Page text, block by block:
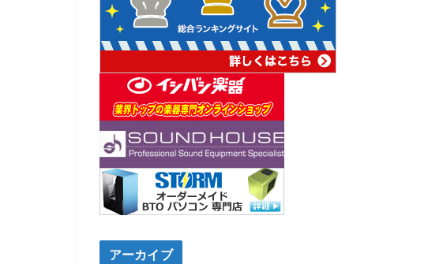
アーカイブ